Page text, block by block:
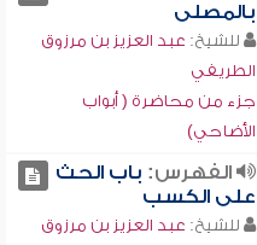
بالمصلى
للشيخ: عبد العزيز بن مرزوق
الطريفي
جزء من محاضرة ( أبواب
الأضاحي)
الفهرس: باب الحث
على الكسب
للشيخ: عبد العزيز بن مرزوق